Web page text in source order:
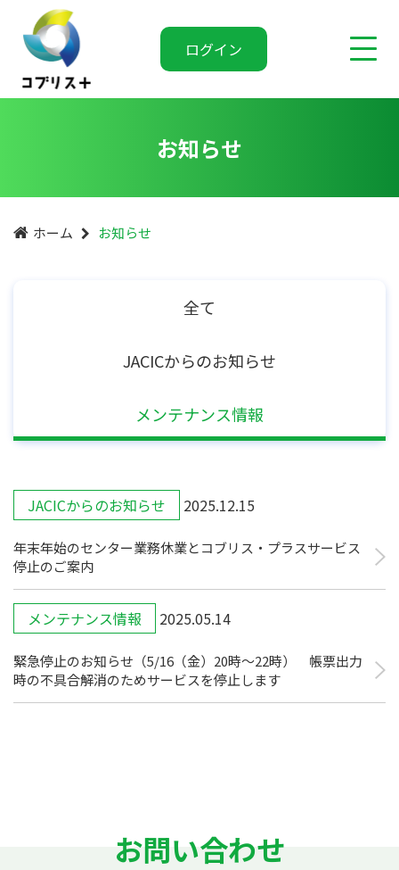
ログイン
お知らせ
ホーム お知らせ
全て
JACICからのお知らせ
メンテナンス情報
JACICからのお知らせ 2025.12.15
年末年始のセンター業務休業とコブリス・プラスサービス
停止のご案内
メンテナンス情報 2025.05.14
緊急停止のお知らせ（5/16（金）20時～22時） 帳票出力
時の不具合解消のためサービスを停止します
お問い合わせ